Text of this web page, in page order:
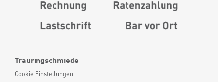
Trauringschmiede
Cookie Einstellungen